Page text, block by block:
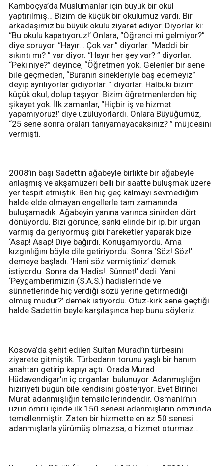
Kamboçya’da Müslümanlar için büyük bir okul
yaptırılmış… Bizim de küçük bir okulumuz vardı. Bir
arkadaşımız bu büyük okulu ziyaret ediyor. Diyorlar ki:
“Bu okulu kapatıyoruz!’ Onlara, “Öğrenci mi gelmiyor?”
diye soruyor. “Hayır… Çok var.” diyorlar. “Maddi bir
sıkıntı mı? ” var diyor. “Hayır her şey var? ” diyorlar.
“Peki niye?” deyince, “Öğretmen yok. Gelenler bir sene
bile geçmeden, “Buranın sinekleriyle baş edemeyiz”
deyip ayrılıyorlar gidiyorlar. ” diyorlar. Halbuki bizim
küçük okul, dolup taşıyor. Bizim öğretmenlerden hiç
şikayet yok. İlk zamanlar, “Hiçbir iş ve hizmet
yapamıyoruz!’ diye üzülüyorlardı. Onlara Büyüğümüz,
“25 sene sonra oraları tanıyamayacaksınız? ” müjdesini
vermişti.
2008’in başı Sadettin ağabeyle birlikte bir ağabeyle
anlaşmış ve akşamüzeri belli bir saatte buluşmak üzere
yer tespit etmiştik. Ben hiç geç kalmayı sevmediğim
halde elde olmayan engellerle tam zamanında
buluşamadık. Ağabeyin yanına varınca sinirden dört
dönüyordu. Bizi görünce, sanki elinde bir ip, bir urgan
varmış da geriyormuş gibi hareketler yaparak bize
‘Asap! Asap! Diye bağırdı. Konuşamıyordu. Ama
kızgınlığını böyle dile getiriyordu. Sonra ‘Söz! Söz!’
demeye başladı. ‘Hani söz vermiştiniz’ demek
istiyordu. Sonra da ‘Hadis!. Sünnet!’ dedi. Yani
‘Peygamberimizin (S.A.S.) hadislerinde ve
sünnetlerinde hiç verdiği sözü yerine getirmediği
olmuş mudur?’ demek istiyordu. Otuz-kırk sene geçtiği
halde Sadettin beyle karşılaşınca hep bunu söyleriz.
Kosova’da şehit edilen Sultan Murad’ın türbesini
ziyarete gitmiştik. Türbedarın torunu yaşlı bir hanım
anahtarı getirip kapıyı açtı. Orada Murad
Hüdavendigar'ın iç organları bulunuyor. Adanmışlığın
hızıriyeti bugün bile kendisini gösteriyor. Evet Birinci
Murat adanmışlığın temsilcilerindendir. Osmanlı’nın
uzun ömrü içinde ilk 150 senesi adanmışların omzunda
temellenmiştir. Zaten bir hizmette en az 50 senesi
adanmışlarla yürümüş olmazsa, o hizmet oturmaz…